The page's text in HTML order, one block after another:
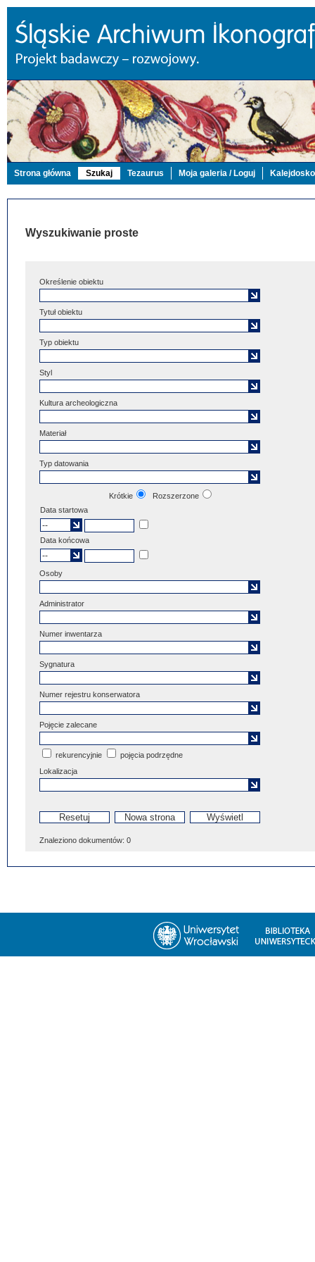
Strona główna Szukaj Tezaurus Moja galeria / Loguj
Wyszukiwanie proste
Określenie obiektu
Tytuł obiektu
Typ obiektu
Styl
Kultura archeologiczna
Materiał
Typ datowania
Krótkie
Rozszerzone
Data startowa
Data końcowa
Osoby
Administrator
Numer inwentarza
Sygnatura
Numer rejestru konserwatora
Pojęcie zalecane
rekurencyjnie
pojęcia podrzędne
Lokalizacja
Znaleziono dokumentów: 0